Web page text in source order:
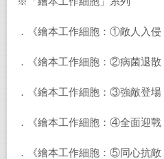
．《繪本工作細胞：①敵人入侵
．《繪本工作細胞：②病菌退散
．《繪本工作細胞：③強敵登場
．《繪本工作細胞：④全面迎戰
．《繪本工作細胞：⑤同心抗敵